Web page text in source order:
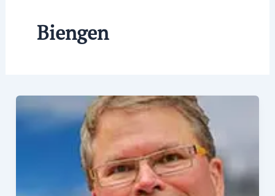
Biengen